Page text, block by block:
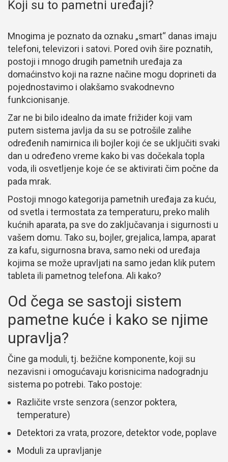
Koji su to pametni uređaji?
Mnogima je poznato da oznaku „smart“ danas imaju
telefoni, televizori i satovi. Pored ovih šire poznatih,
postoji i mnogo drugih pametnih uređaja za
domaćinstvo koji na razne načine mogu doprineti da
pojednostavimo i olakšamo svakodnevno
funkcionisanje.
Zar ne bi bilo idealno da imate frižider koji vam
putem sistema javlja da su se potrošile zalihe
određenih namirnica ili bojler koji će se uključiti svaki
dan u određeno vreme kako bi vas dočekala topla
voda, ili osvetljenje koje će se aktivirati čim počne da
pada mrak.
Postoji mnogo kategorija pametnih uređaja za kuću,
od svetla i termostata za temperaturu, preko malih
kućnih aparata, pa sve do zaključavanja i sigurnosti u
vašem domu. Tako su, bojler, grejalica, lampa, aparat
za kafu, sigurnosna brava, samo neki od uređaja
kojima se može upravljati na samo jedan klik putem
tableta ili pametnog telefona. Ali kako?
Od čega se sastoji sistem
pametne kuće i kako se njime
upravlja?
Čine ga moduli, tj. bežične komponente, koji su
nezavisni i omogućavaju korisnicima nadogradnju
sistema po potrebi. Tako postoje:
Različite vrste senzora (senzor poktera,
temperature)
Detektori za vrata, prozore, detektor vode, poplave
Moduli za upravljanje